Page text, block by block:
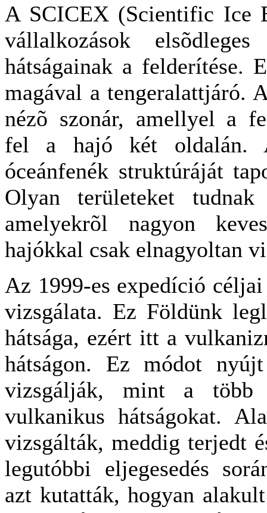
A SCICEX (Scientific Ice
vállalkozások
hátságainak a felderítése.
magával a tengeralattjáró.
nézõ szonár, amellyel a
fel a hajó két oldalán.
óceánfenék struktúráját
Olyan területeket
amelyekrõl nagyon
hajókkal csak elnagyoltan
Az 1999-es expedíció
vizsgálata. Ez Földünk
hátsága, ezért itt a
hátságon. Ez módot
vizsgálják, mint a több
vulkanikus hátságokat.
vizsgálták, meddig terjedt
legutóbbi eljegesedés
azt kutatták, hogyan